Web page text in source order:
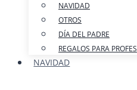
NAVIDAD
OTROS
DÍA DEL PADRE
REGALOS PARA PROFES
NAVIDAD